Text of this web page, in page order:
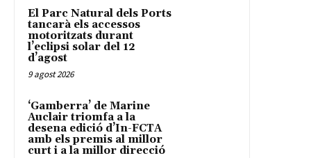
El Parc Natural dels Ports
tancarà els accessos
motoritzats durant
l’eclipsi solar del 12
d’agost
9 agost 2026
‘Gamberra’ de Marine
Auclair triomfa a la
desena edició d’In-FCTA
amb els premis al millor
curt i a la millor direcció